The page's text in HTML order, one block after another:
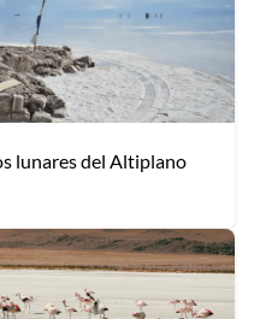
lunares del Altiplano